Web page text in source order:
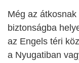
Még az
biztonságba
az Engels téri
a Nyugatiban